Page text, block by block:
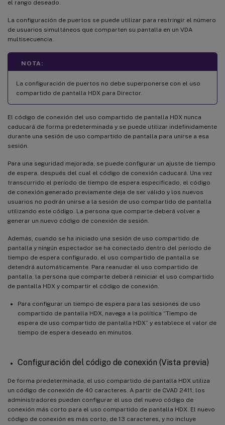
el rango deseado.
La configuración de puertos se puede utilizar para restringir el número
de usuarios simultáneos que comparten su pantalla en un VDA
multisecuencia.
NOTA:
La configuración de puertos no debe superponerse con el uso
compartido de pantalla HDX para Director.
El código de conexión del uso compartido de pantalla HDX nunca
caducará de forma predeterminada y se puede utilizar indefinidamente
durante una sesión de uso compartido de pantalla para unirse a esa
sesión.
Para una seguridad mejorada, se puede configurar un ajuste de tiempo
de espera, después del cual el código de conexión caducará. Una vez
transcurrido el período de tiempo de espera especificado, el código
de conexión generado previamente deja de ser válido y los nuevos
usuarios no podrán unirse a la sesión de uso compartido de pantalla
utilizando este código. La persona que comparte deberá volver a
generar un nuevo código de conexión de sesión.
Además, cuando se ha iniciado una sesión de uso compartido de
pantalla y ningún espectador se ha conectado dentro del período de
tiempo de espera configurado, el uso compartido de pantalla se
detendrá automáticamente. Para reanudar el uso compartido de
pantalla, la persona que comparte deberá reiniciar el uso compartido
de pantalla HDX y compartir el código de conexión.
Para configurar un tiempo de espera para las sesiones de uso
compartido de pantalla HDX, navega a la política “Tiempo de
espera de uso compartido de pantalla HDX” y establece el valor de
tiempo de espera deseado en minutos.
Configuración del código de conexión (Vista previa)
De forma predeterminada, el uso compartido de pantalla HDX utiliza
un código de conexión de 40 caracteres. A partir de CVAD 2411, los
administradores pueden configurar el uso del nuevo código de
conexión más corto para el uso compartido de pantalla HDX. El nuevo
código de conexión es más corto, de 13 caracteres, y no incluye